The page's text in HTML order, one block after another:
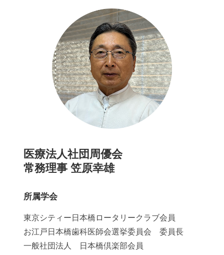
医療法人社団周優会
常務理事 笠原幸雄
所属学会
東京シティー日本橋ロータリークラブ会員
お江戸日本橋歯科医師会選挙委員会 委員長
一般社団法人 日本橋倶楽部会員